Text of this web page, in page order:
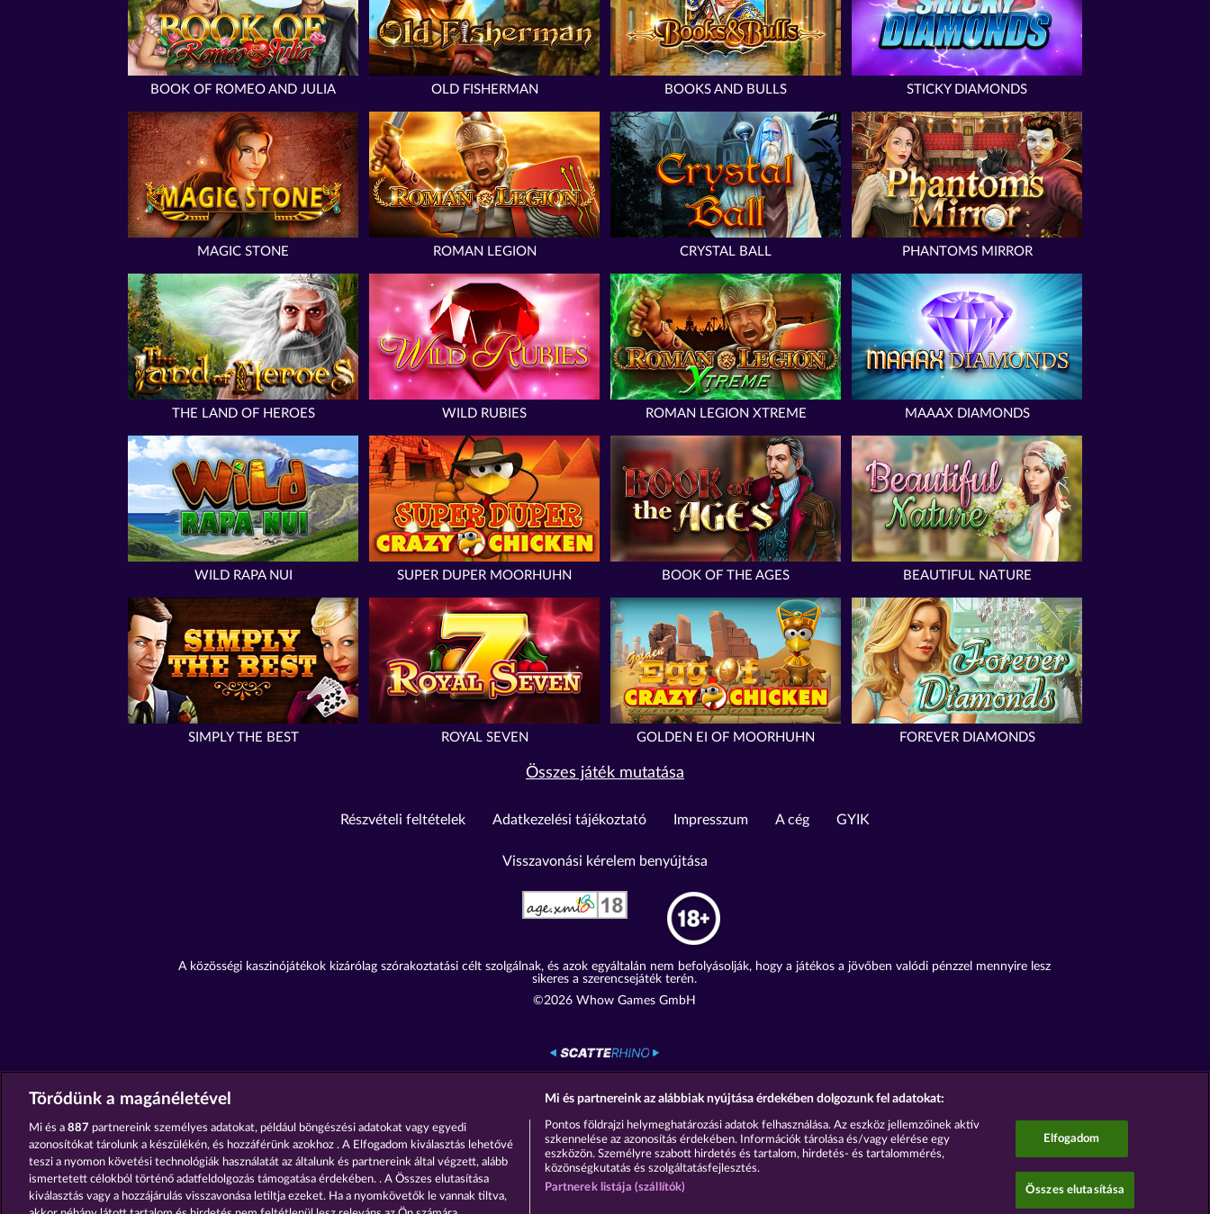
BOOK OF ROMEO AND JULIA OLD FISHERMAN BOOKS AND BULLS STICKY DIAMONDS
MAGIC STONE ROMAN LEGION CRYSTAL BALL PHANTOMS MIRROR
THE LAND OF HEROES WILD RUBIES ROMAN LEGION XTREME MAAAX DIAMONDS
WILD RAPA NUI SUPER DUPER MOORHUHN BOOK OF THE AGES BEAUTIFUL NATURE
SIMPLY THE BEST ROYAL SEVEN GOLDEN EI OF MOORHUHN FOREVER DIAMONDS
Összes játék mutatása
Részvételi feltételek Adatkezelési tájékoztató Impresszum A cég GYIK
Visszavonási kérelem benyújtása
A közösségi kaszinójátékok kizárólag szórakoztatási célt szolgálnak, és azok egyáltalán nem befolyásolják, hogy a játékos a jövőben valódi pénzzel mennyire lesz
sikeres a szerencsejáték terén.
©2026 Whow Games GmbH
Törődünk a magánéletével
Mi és a 887 partnereink személyes adatokat, például böngészési adatokat vagy egyedi
azonosítókat tárolunk a készülékén, és hozzáférünk azokhoz . A Elfogadom kiválasztás lehetővé
teszi a nyomon követési technológiák használatát az általunk és partnereink által végzett, alább
ismertetett célokból történő adatfeldolgozás támogatása érdekében. . A Összes elutasítása
kiválasztás vagy a hozzájárulás visszavonása letiltja ezeket. Ha a nyomkövetők le vannak tiltva,
Mi és partnereink az alábbiak nyújtása érdekében dolgozunk fel adatokat:
Pontos földrajzi helymeghatározási adatok felhasználása. Az eszköz jellemzőinek aktív
szkennelése az azonosítás érdekében. Információk tárolása és/vagy elérése egy
eszközön. Személyre szabott hirdetés és tartalom, hirdetés- és tartalommérés,
közönségkutatás és szolgáltatásfejlesztés.
Partnerek listája (szállítók)
Elfogadom
Összes elutasítása